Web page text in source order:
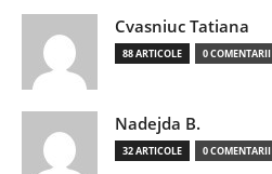
Cvasniuc Tatiana
88 ARTICOLE 0 COMENTARII
Nadejda B.
32 ARTICOLE 0 COMENTARII